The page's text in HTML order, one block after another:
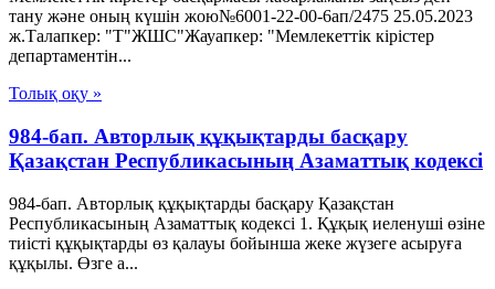
тану және оның күшін жою№6001-22-00-6ап/2475 25.05.2023
ж.Талапкер: "Т"ЖШС"Жауапкер: "Мемлекеттік кірістер
департаментін...
Толық оқу »
984-бап. Авторлық құқықтарды басқару
Қазақстан Республикасының Азаматтық кодексi
984-бап. Авторлық құқықтарды басқару Қазақстан
Республикасының Азаматтық кодексi 1. Құқық иеленушi өзiне
тиiстi құқықтарды өз қалауы бойынша жеке жүзеге асыруға
құқылы. Өзге а...